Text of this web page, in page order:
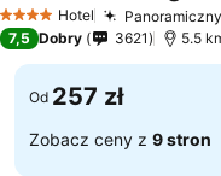
4 KategoriaHotel
7,5 Dobry 3621 5.5
Od 257 zł
Zobacz ceny z 9 stron